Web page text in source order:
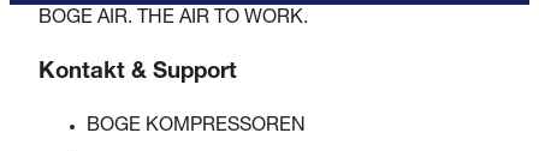
BOGE AIR. THE AIR TO WORK.
Kontakt & Support
BOGE KOMPRESSOREN